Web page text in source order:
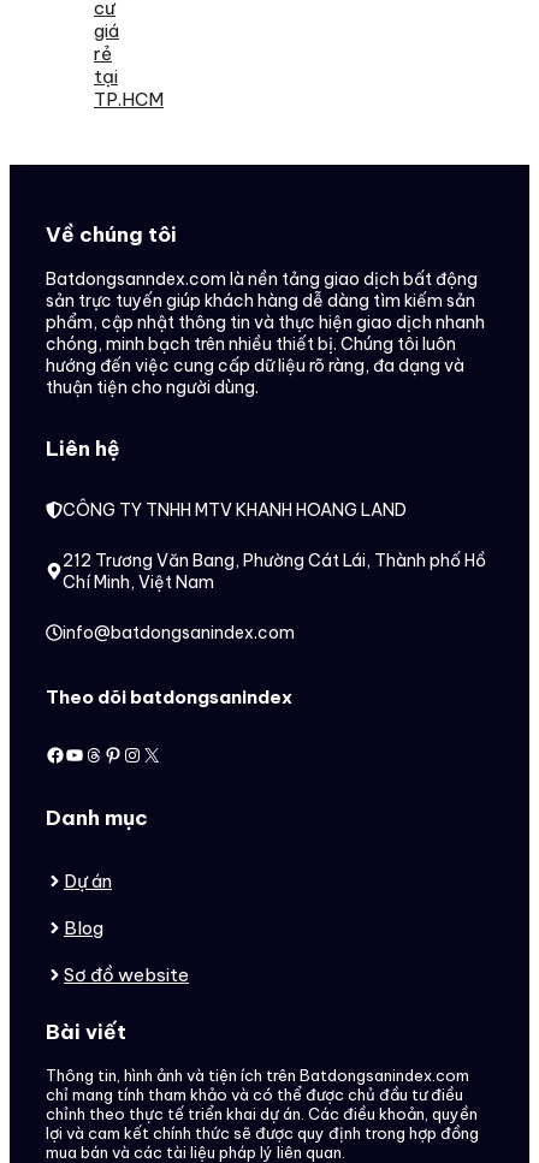
cư
giá
rẻ
tại
TP.HCM
Về chúng tôi
Batdongsanndex.com là nền tảng giao dịch bất động
sản trực tuyến giúp khách hàng dễ dàng tìm kiếm sản
phẩm, cập nhật thông tin và thực hiện giao dịch nhanh
chóng, minh bạch trên nhiều thiết bị. Chúng tôi luôn
hướng đến việc cung cấp dữ liệu rõ ràng, đa dạng và
thuận tiện cho người dùng.
Liên hệ
CÔNG TY TNHH MTV KHANH HOANG LAND
212 Trương Văn Bang, Phường Cát Lái, Thành phố Hồ
Chí Minh, Việt Nam
info@batdongsanindex.com
Theo dõi batdongsanindex
Facebook
Youtube
Threads
Pinterest
Instagram
X
Danh mục
Dự án
Blog
Sơ đồ website
Bài viết
Thông tin, hình ảnh và tiện ích trên Batdongsanindex.com
chỉ mang tính tham khảo và có thể được chủ đầu tư điều
chỉnh theo thực tế triển khai dự án. Các điều khoản, quyền
lợi và cam kết chính thức sẽ được quy định trong hợp đồng
mua bán và các tài liệu pháp lý liên quan.